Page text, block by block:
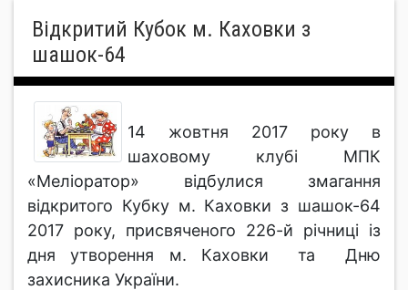
Відкритий Кубок м. Каховки з
шашок-64
14 жовтня 2017 року в
шаховому клубі МПК
«Меліоратор» відбулися змагання
відкритого Кубку м. Каховки з шашок-64
2017 року, присвяченого 226-й річниці із
дня утворення м. Каховки та Дню
захисника України.